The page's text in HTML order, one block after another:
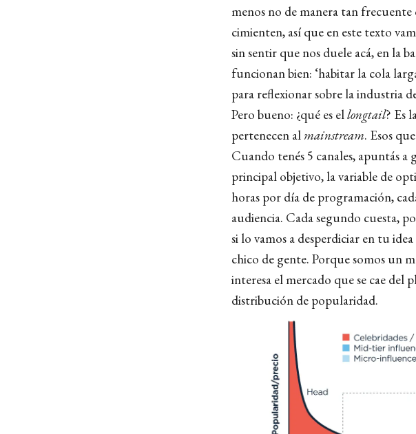
menos no de manera tan frecuente
cimienten, así que en este texto
sin sentir que nos duele acá, en la
funcionan bien: ‘habitar la cola
para reflexionar sobre la industria
Pero bueno: ¿qué es ellongtail? Es
pertenecen al mainstream. Esos
Cuando tenés 5 canales, apuntás a
principal objetivo, la variable de
horas por día de programación,
audiencia. Cada segundo cuesta,
si lo vamos a desperdiciar en tu
chico de gente. Porque somos un
interesa el mercado que se cae del
distribución de popularidad.